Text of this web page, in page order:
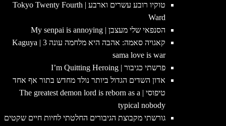
טוקיו רובע עשרים וארבע | Tokyo Twenty Fourth
Ward
הסנפאי שלי מעצבן | My senpai is annoying
קאגויה סאמה: אהבה היא מלחמה עונה 3 | Kaguya
sama love is war
פרשתי כגיבור | I’m Quitting Heroing
אדון השדים הגדול ביותר נולד מחדש בתור אף אחד
טיפוסי | The greatest demon lord is reborn as a
typical nobody
גורשתי מקבוצת הגיבורים החלטתי לחיות חיים שקטים